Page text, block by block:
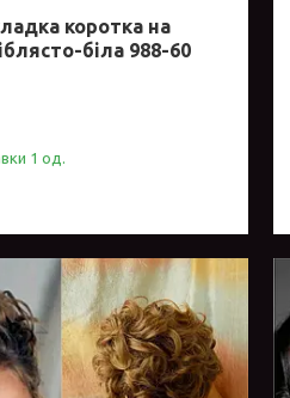
коротка на
біла 988-60
1 од.